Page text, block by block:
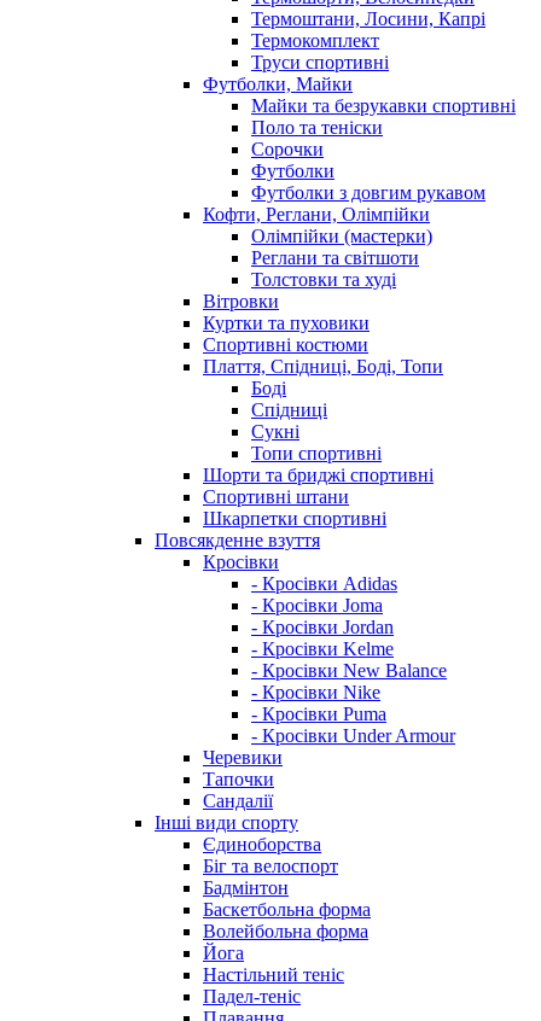
Термоштани, Лосини, Капрі
Термокомплект
Труси спортивні
Футболки, Майки
Майки та безрукавки спортивні
Поло та теніски
Сорочки
Футболки
Футболки з довгим рукавом
Кофти, Реглани, Олімпійки
Олімпійки (мастерки)
Реглани та світшоти
Толстовки та худі
Вітровки
Куртки та пуховики
Спортивні костюми
Плаття, Спідниці, Боді, Топи
Боді
Спідниці
Сукні
Топи спортивні
Шорти та бриджі спортивні
Спортивні штани
Шкарпетки спортивні
Повсякденне взуття
Кросівки
- Кросівки Adidas
- Кросівки Joma
- Кросівки Jordan
- Кросівки Kelme
- Кросівки New Balance
- Кросівки Nike
- Кросівки Puma
- Кросівки Under Armour
Черевики
Тапочки
Сандалії
Інші види спорту
Єдиноборства
Біг та велоспорт
Бадмінтон
Баскетбольна форма
Волейбольна форма
Йога
Настільний теніс
Падел-теніс